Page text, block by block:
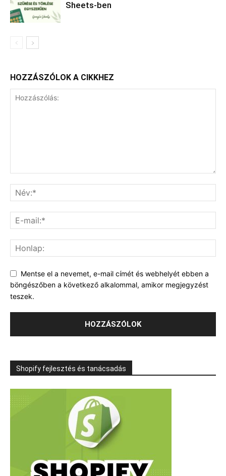
Sheets-ben
HOZZÁSZÓLOK A CIKKHEZ
Mentse el a nevemet, e-mail címét és webhelyét ebben a
böngészőben a következő alkalommal, amikor megjegyzést
teszek.
Shopify fejlesztés és tanácsadás